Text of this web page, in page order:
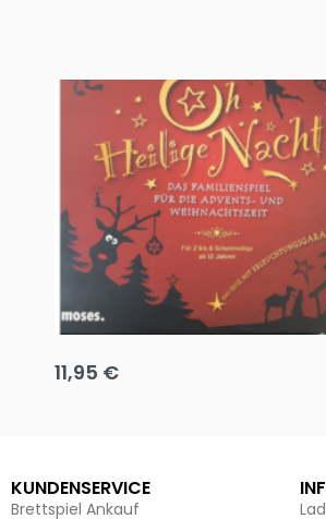
Oh, heilige Nacht!
11,95 €
KUNDENSERVICE
Brettspiel Ankauf